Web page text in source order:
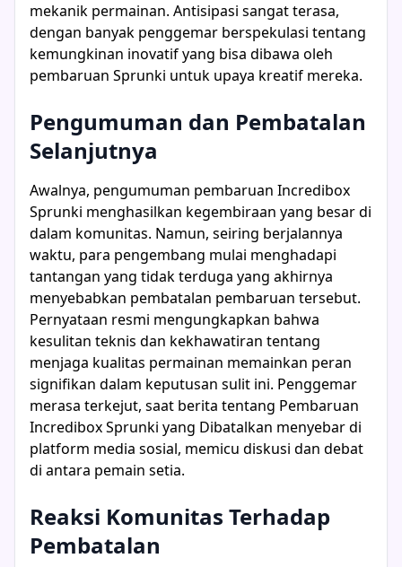
mekanik permainan. Antisipasi sangat terasa,
dengan banyak penggemar berspekulasi tentang
kemungkinan inovatif yang bisa dibawa oleh
pembaruan Sprunki untuk upaya kreatif mereka.
Pengumuman dan Pembatalan
Selanjutnya
Awalnya, pengumuman pembaruan Incredibox
Sprunki menghasilkan kegembiraan yang besar di
dalam komunitas. Namun, seiring berjalannya
waktu, para pengembang mulai menghadapi
tantangan yang tidak terduga yang akhirnya
menyebabkan pembatalan pembaruan tersebut.
Pernyataan resmi mengungkapkan bahwa
kesulitan teknis dan kekhawatiran tentang
menjaga kualitas permainan memainkan peran
signifikan dalam keputusan sulit ini. Penggemar
merasa terkejut, saat berita tentang Pembaruan
Incredibox Sprunki yang Dibatalkan menyebar di
platform media sosial, memicu diskusi dan debat
di antara pemain setia.
Reaksi Komunitas Terhadap
Pembatalan